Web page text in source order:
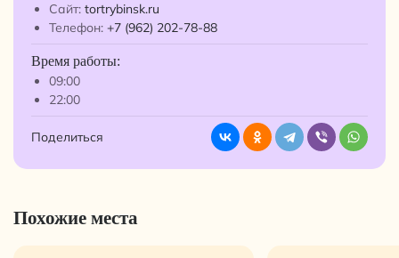
Сайт: tortrybinsk.ru
Телефон: +7 (962) 202-78-88
Время работы:
09:00
22:00
Поделиться
Похожие места